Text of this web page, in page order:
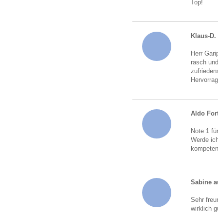
Top!
Klaus-D.
Herr
rasch
Aldo
Note 1
Werde
Sabine
Sehr
wirklich